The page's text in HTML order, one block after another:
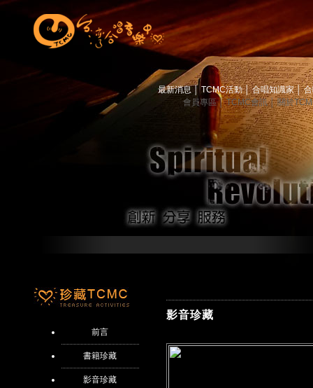
最新消息 TCMC活動│ 合唱知識家│
會員專區│ TCMC會訊│ 關於
前言
書籍珍藏
影音珍藏
影音珍藏